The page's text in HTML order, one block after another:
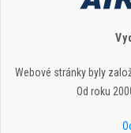
Webové stránky byly
Od roku